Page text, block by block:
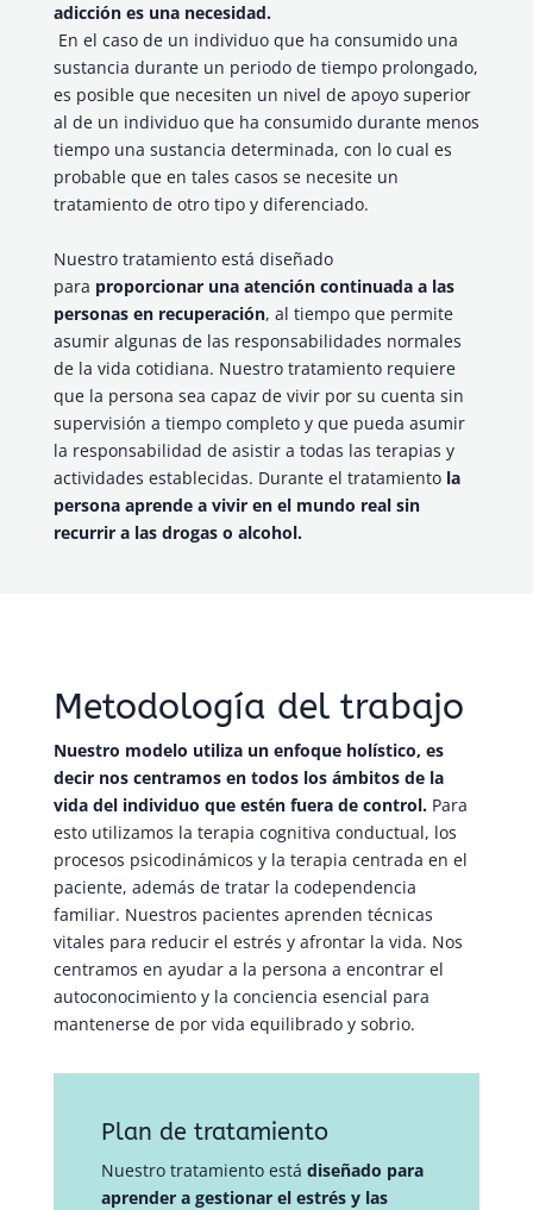
adicción es una necesidad.
En el caso de un individuo que ha consumido una
sustancia durante un periodo de tiempo prolongado,
es posible que necesiten un nivel de apoyo superior
al de un individuo que ha consumido durante menos
tiempo una sustancia determinada, con lo cual es
probable que en tales casos se necesite un
tratamiento de otro tipo y diferenciado.
Nuestro tratamiento está diseñado
para proporcionar una atención continuada a las
personas en recuperación, al tiempo que permite
asumir algunas de las responsabilidades normales
de la vida cotidiana. Nuestro tratamiento requiere
que la persona sea capaz de vivir por su cuenta sin
supervisión a tiempo completo y que pueda asumir
la responsabilidad de asistir a todas las terapias y
actividades establecidas. Durante el tratamientola
persona aprende a vivir en el mundo real sin
recurrir a las drogas o alcohol.
Metodología del trabajo
Nuestro modelo utiliza un enfoque holístico, es
decir nos centramos en todos los ámbitos de la
vida del individuo que estén fuera de control. Para
esto utilizamos la terapia cognitiva conductual, los
procesos psicodinámicos y la terapia centrada en el
paciente, además de tratar la codependencia
familiar. Nuestros pacientes aprenden técnicas
vitales para reducir el estrés y afrontar la vida. Nos
centramos en ayudar a la persona a encontrar el
autoconocimiento y la conciencia esencial para
mantenerse de por vida equilibrado y sobrio.
Plan de tratamiento
Nuestro tratamiento está diseñado para
aprender a gestionar el estrés y las